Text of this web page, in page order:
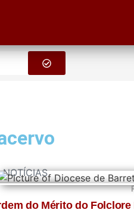
NOTÍCIAS
do Mérito do